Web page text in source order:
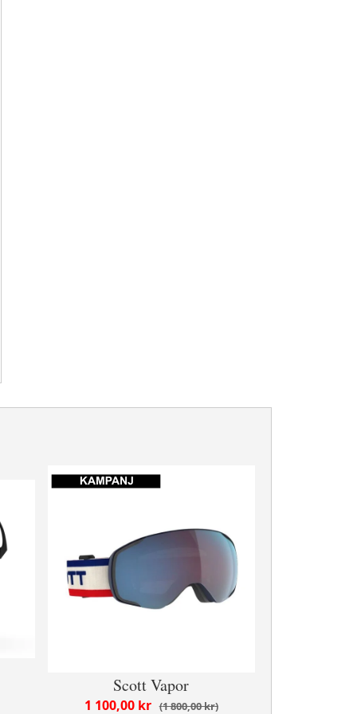
Scott Vapor
1 800,00 kr
1 100,00 kr